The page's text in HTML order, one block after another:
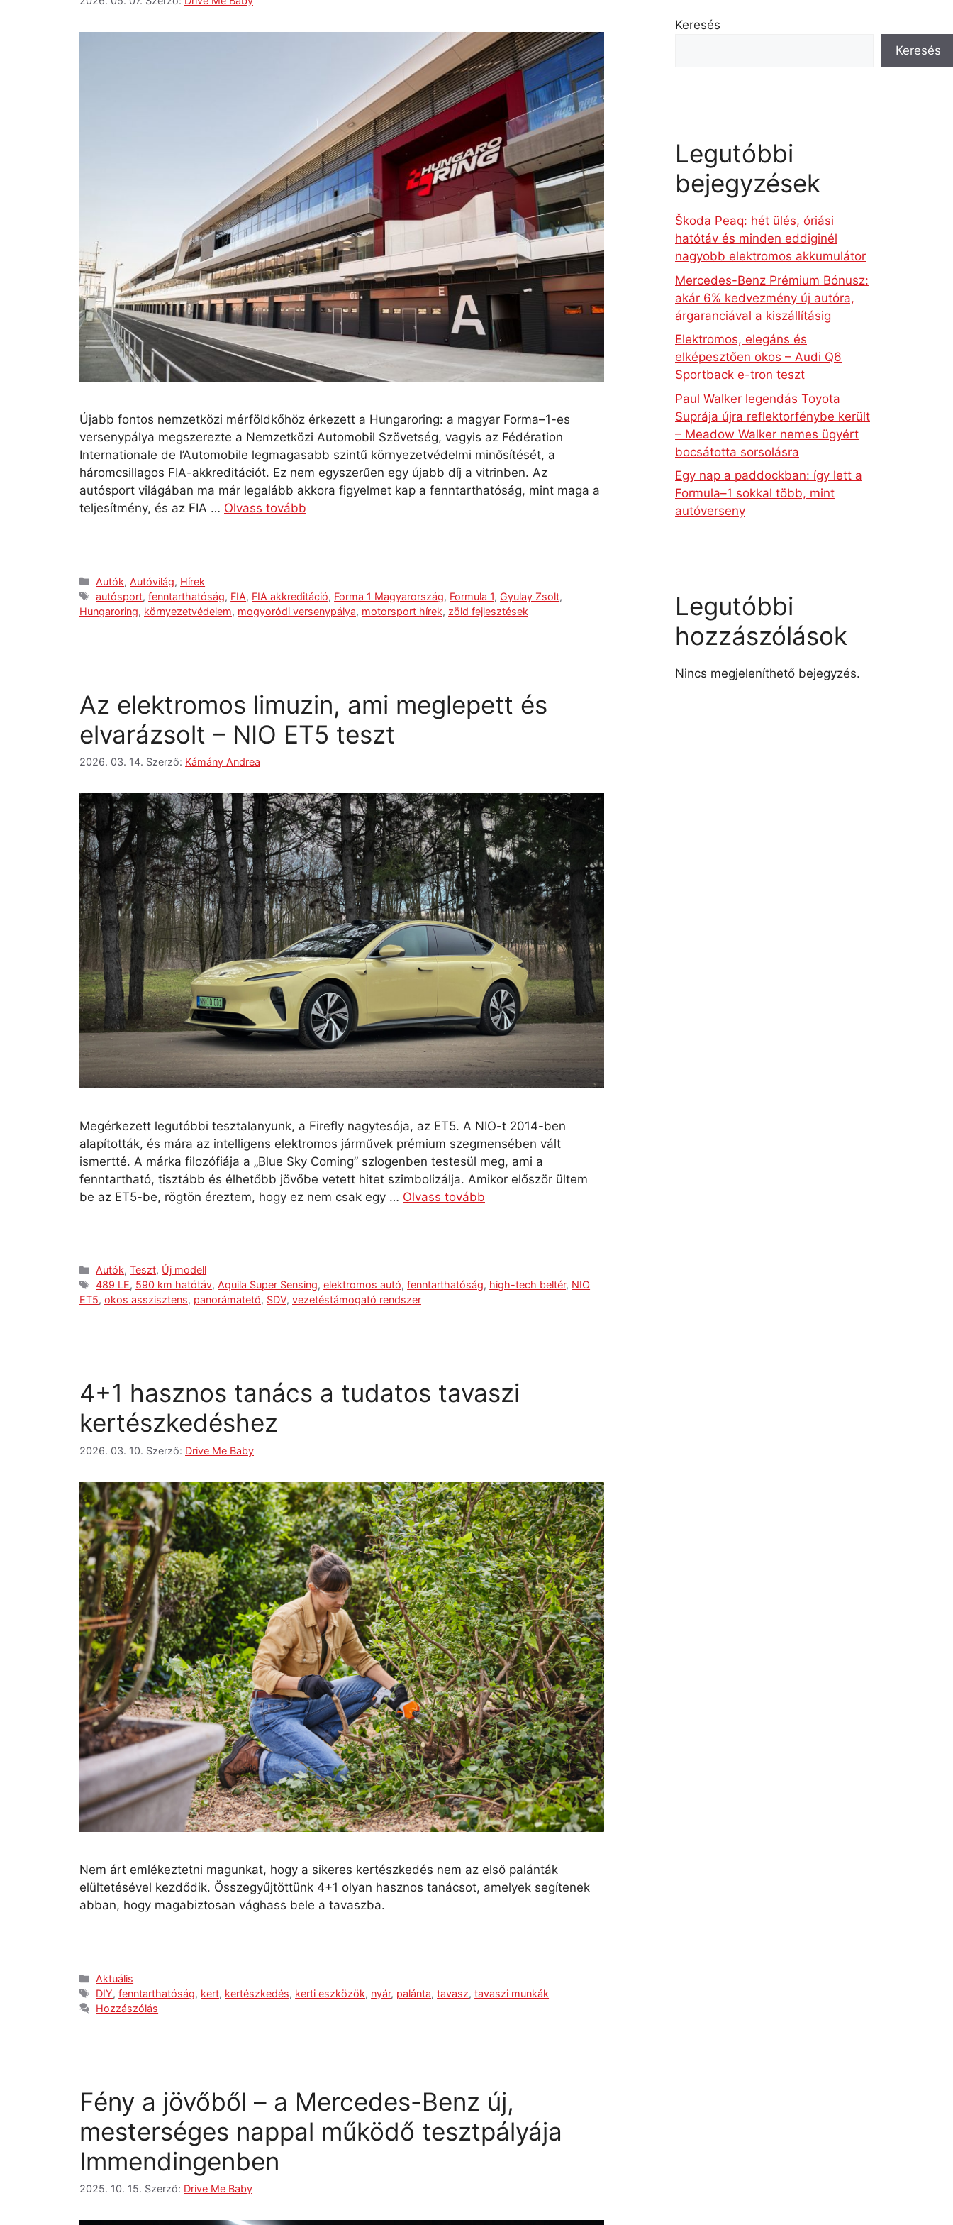
Újabb fontos nemzetközi mérföldkőhöz érkezett a Hungaroring: a magyar Forma–1-es
versenypálya megszerezte a Nemzetközi Automobil Szövetség, vagyis az Fédération
Internationale de l’Automobile legmagasabb szintű környezetvédelmi minősítését, a
háromcsillagos FIA-akkreditációt. Ez nem egyszerűen egy újabb díj a vitrinben. Az
autósport világában ma már legalább akkora figyelmet kap a fenntarthatóság, mint maga a
teljesítmény, és az FIA … Olvass tovább
Autók, Autóvilág, Hírek
autósport,fenntarthatóság, FIA, FIA akkreditáció, Forma 1 Magyarország, Formula 1, Gyulay Zsolt,
Hungaroring, környezetvédelem, mogyoródi versenypálya, motorsport hírek, zöld fejlesztések
Az elektromos limuzin, ami meglepett és
elvarázsolt – NIO ET5 teszt
2026. 03. 14. Szerző: Kámány Andrea
Megérkezett legutóbbi tesztalanyunk, a Firefly nagytesója, az ET5. A NIO-t 2014-ben
alapították, és mára az intelligens elektromos járművek prémium szegmensében vált
ismertté. A márka filozófiája a „Blue Sky Coming” szlogenben testesül meg, ami a
fenntartható, tisztább és élhetőbb jövőbe vetett hitet szimbolizálja. Amikor először ültem
be az ET5-be, rögtön éreztem, hogy ez nem csak egy … Olvass tovább
Autók,Teszt, Új modell
489 LE, 590 km hatótáv,Aquila Super Sensing,elektromos autó,fenntarthatóság, high-tech beltér, NIO
ET5, okos asszisztens, panorámatető, SDV, vezetéstámogató rendszer
4+1 hasznos tanács a tudatos tavaszi
kertészkedéshez
2026. 03. 10. Szerző: Drive Me Baby
Nem árt emlékeztetni magunkat, hogy a sikeres kertészkedés nem az első palánták
elültetésével kezdődik. Összegyűjtöttünk 4+1 olyan hasznos tanácsot, amelyek segítenek
abban, hogy magabiztosan vághass bele a tavaszba.
Aktuális
DIY,fenntarthatóság, kert, kertészkedés, kerti eszközök, nyár, palánta,tavasz,tavaszi munkák
Hozzászólás
Fény a jövőből – a Mercedes-Benz új,
mesterséges nappal működő tesztpályája
Immendingenben
2025. 10. 15. Szerző: Drive Me Baby
Keresés
Keresés
Legutóbbi
bejegyzések
Škoda Peaq: hét ülés, óriási
hatótáv és minden eddiginél
nagyobb elektromos akkumulátor
Mercedes-Benz Prémium Bónusz:
akár 6% kedvezmény új autóra,
árgaranciával a kiszállításig
Elektromos, elegáns és
elképesztően okos – Audi Q6
Sportback e-tron teszt
Paul Walker legendás Toyota
Suprája újra reflektorfénybe került
– Meadow Walker nemes ügyért
bocsátotta sorsolásra
Egy nap a paddockban: így lett a
Formula–1 sokkal több, mint
autóverseny
Legutóbbi
hozzászólások
Nincs megjeleníthető bejegyzés.